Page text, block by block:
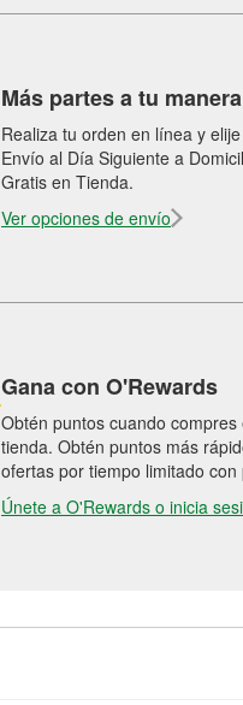
Más partes a tu manera
Realiza tu orden en línea y
Envío al Día Siguiente a
Gratis en Tienda.
Ver opciones de envío
Gana con O'Rewards
Obtén puntos cuando
tienda. Obtén puntos más
ofertas por tiempo limitado con
Únete a O'Rewards o inicia